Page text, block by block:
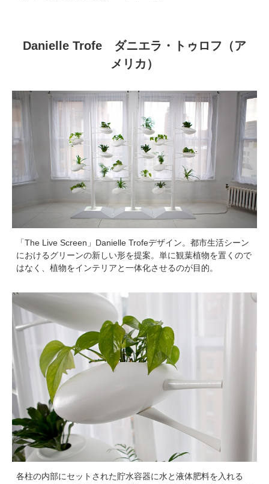
Danielle Trofe ダニエラ・トゥロフ（ア
メリカ）
「The Live Screen」Danielle Trofeデザイン。都市生活シーン
におけるグリーンの新しい形を提案。単に観葉植物を置くので
はなく、植物をインテリアと一体化させるのが目的。
各柱の内部にセットされた貯水容器に水と液体肥料を入れる